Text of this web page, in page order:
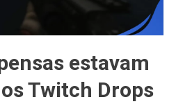
estavam
Twitch Drops